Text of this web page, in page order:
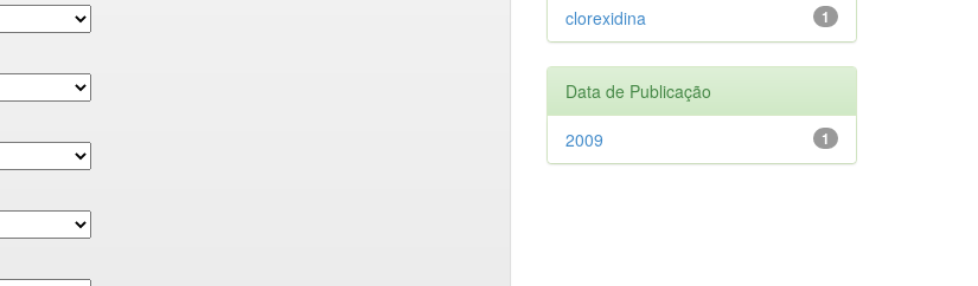
1
clorexidina
Data de Publicação
1
2009